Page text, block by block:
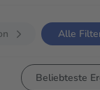
Tab-Taste Alle